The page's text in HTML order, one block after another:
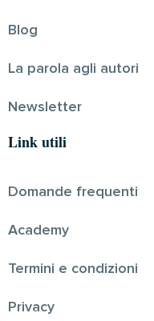
Blog
La parola agli autori
Newsletter
Link utili
Domande frequenti
Academy
Termini e condizioni
Privacy